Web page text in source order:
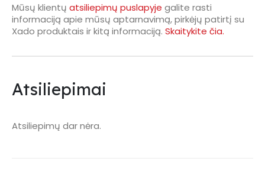
Mūsų klientų atsiliepimų puslapyje galite rasti
informaciją apie mūsų aptarnavimą, pirkėjų patirtį su
Xado produktais ir kitą informaciją. Skaitykite čia.
Atsiliepimai
Atsiliepimų dar nėra.